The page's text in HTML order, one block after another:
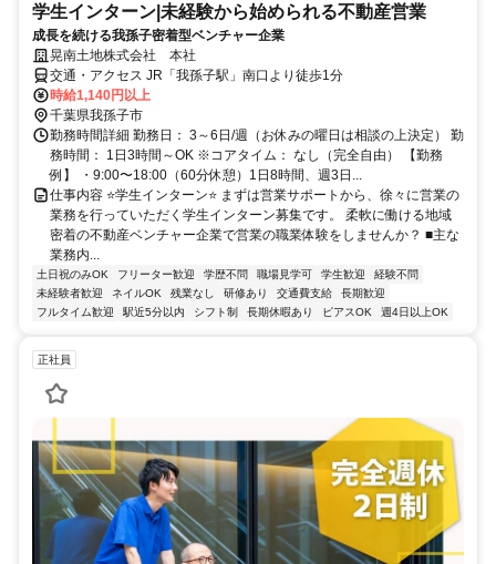
学生インターン|未経験から始められる不動産営業
成長を続ける我孫子密着型ベンチャー企業
晃南土地株式会社 本社
交通・アクセス JR「我孫子駅」南口より徒歩1分
時給1,140円以上
千葉県我孫子市
勤務時間詳細 勤務日： 3～6日/週（お休みの曜日は相談の上決定） 勤
務時間： 1日3時間～OK ※コアタイム： なし（完全自由） 【勤務
例】 ・9:00〜18:00（60分休憩）1日8時間、週3日...
仕事内容 ⭐学生インターン⭐ まずは営業サポートから、徐々に営業の
業務を行っていただく学生インターン募集です。 柔軟に働ける地域
密着の不動産ベンチャー企業で営業の職業体験をしませんか？ ■主な
業務内...
土日祝のみOK フリーター歓迎 学歴不問 職場見学可 学生歓迎
経験不問
未経験者歓迎
ネイルOK 残業なし 研修あり 交通費支給
長期歓迎
フルタイム歓迎
駅近5分以内 シフト制 長期休暇あり ピアスOK 週4日以上OK
正社員